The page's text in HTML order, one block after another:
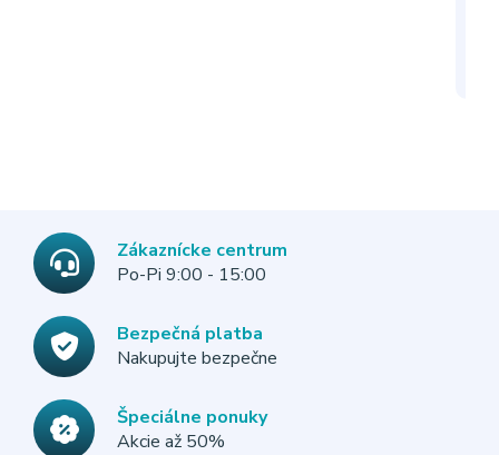
Zákaznícke centrum
Po-Pi 9:00 - 15:00
Bezpečná platba
Nakupujte bezpečne
Špeciálne ponuky
Akcie až 50%